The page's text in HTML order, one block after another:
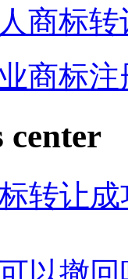
商标
商标
center
转让